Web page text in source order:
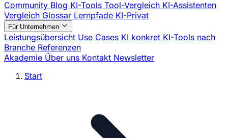
Community Blog KI-Tools Tool-Vergleich KI-Assistenten
Vergleich Glossar Lernpfade KI-Privat
Für Unternehmen
Leistungsübersicht Use Cases KI konkret KI-Tools nach
Branche Referenzen
Akademie Über uns Kontakt Newsletter
Start